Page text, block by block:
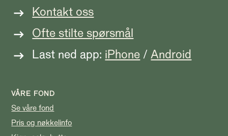
Kontakt oss
Ofte stilte spørsmål
Last ned app: iPhone /Android
VÅRE FOND
Se våre fond
Pris og nøkkelinfo